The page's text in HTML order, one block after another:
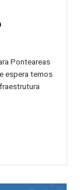
Ponteareas
espera temos